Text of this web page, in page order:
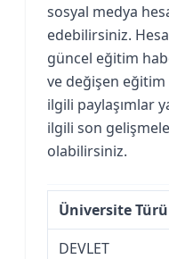
sosyal medya
edebilirsiniz.
güncel eğitim
ve değişen
ilgili paylaşımlar
ilgili son
olabilirsiniz.
Üniversite Türü
DEVLET